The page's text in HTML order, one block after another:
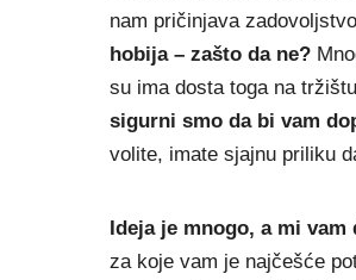
nam pričinjava
hobija – zašto da ne?
su ima dosta toga na
sigurni smo da bi vam
volite, imate sjajnu priliku
Ideja je mnogo, a mi
za koje vam je najčešće